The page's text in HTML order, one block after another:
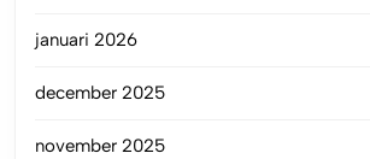
januari 2026
december 2025
november 2025